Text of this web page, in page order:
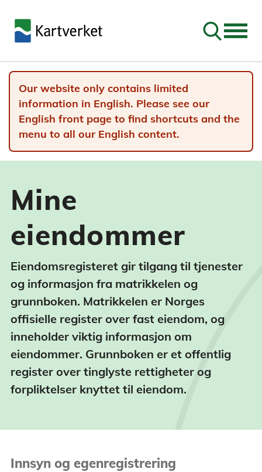
Go to
Our website only contains limited
information in English. Please see our
English front page to find shortcuts and the
menu to all our English content.
Mine
eiendommer
Eiendomsregisteret gir tilgang til tjenester
og informasjon fra matrikkelen og
grunnboken. Matrikkelen er Norges
offisielle register over fast eiendom, og
inneholder viktig informasjon om
eiendommer. Grunnboken er et offentlig
register over tinglyste rettigheter og
forpliktelser knyttet til eiendom.
Innsyn og egenregistrering